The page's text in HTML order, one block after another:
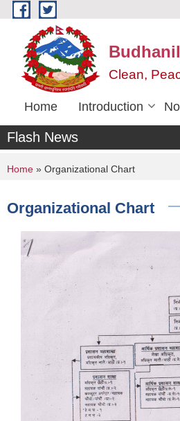
Skip to main content
Clean,
Home Introduction
Flash News
You are here
Home » Organizational Chart
Organizational Chart